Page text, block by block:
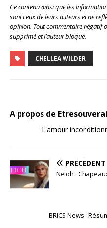
Ce contenu ainsi que les
sont ceux de leurs auteurs et ne
opinion. Tout commentaire négatif
supprimé et l’auteur bloqué.
CHELLEA WILDER
A propos de
L'amour
PRÉCÉDENT
Neioh :
BRICS News :